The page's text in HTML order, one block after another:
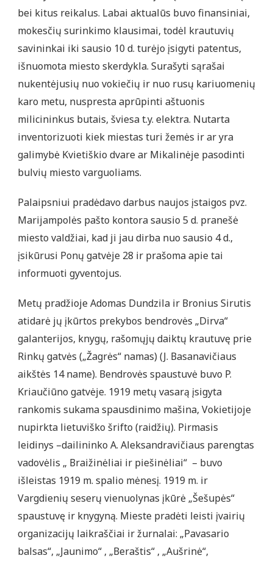
bei kitus reikalus. Labai aktualūs buvo finansiniai,
mokesčių surinkimo klausimai, todėl krautuvių
savininkai iki sausio 10 d. turėjo įsigyti patentus,
išnuomota miesto skerdykla. Surašyti sąrašai
nukentėjusių nuo vokiečių ir nuo rusų kariuomenių
karo metu, nuspresta aprūpinti aštuonis
milicininkus butais, šviesa t.y. elektra. Nutarta
inventorizuoti kiek miestas turi žemės ir ar yra
galimybė Kvietiškio dvare ar Mikalinėje pasodinti
bulvių miesto varguoliams.
Palaipsniui pradėdavo darbus naujos įstaigos pvz.
Marijampolės pašto kontora sausio 5 d. pranešė
miesto valdžiai, kad ji jau dirba nuo sausio 4 d.,
įsikūrusi Ponų gatvėje 28 ir prašoma apie tai
informuoti gyventojus.
Metų pradžioje Adomas Dundzila ir Bronius Sirutis
atidarė jų įkūrtos prekybos bendrovės „Dirva“
galanterijos, knygų, rašomųjų daiktų krautuvę prie
Rinkų gatvės („Žagrės“ namas) (J. Basanavičiaus
aikštės 14 name). Bendrovės spaustuvė buvo P.
Kriaučiūno gatvėje. 1919 metų vasarą įsigyta
rankomis sukama spausdinimo mašina, Vokietijoje
nupirkta lietuviško šrifto (raidžių). Pirmasis
leidinys –dailininko A. Aleksandravičiaus parengtas
vadovėlis „ Braižinėliai ir piešinėliai“ – buvo
išleistas 1919 m. spalio mėnesį. 1919 m. ir
Vargdienių seserų vienuolynas įkūrė „Šešupės“
spaustuvę ir knygyną. Mieste pradėti leisti įvairių
organizacijų laikraščiai ir žurnalai: „Pavasario
balsas“, „Jaunimo“ , „Beraštis“ , „Aušrinė“,